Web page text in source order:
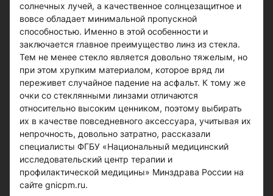
солнечных лучей, а качественное солнцезащитное и
вовсе обладает минимальной пропускной
способностью. Именно в этой особенности и
заключается главное преимущество линз из стекла.
Тем не менее стекло является довольно тяжелым, но
при этом хрупким материалом, которое вряд ли
переживет случайное падение на асфальт. К тому же
очки со стеклянными линзами отличаются
относительно высоким ценником, поэтому выбирать
их в качестве повседневного аксессуара, учитывая их
непрочность, довольно затратно, рассказали
специалисты ФГБУ «Национальный медицинский
исследовательский центр терапии и
профилактической медицины» Минздрава России на
сайте gnicpm.ru.